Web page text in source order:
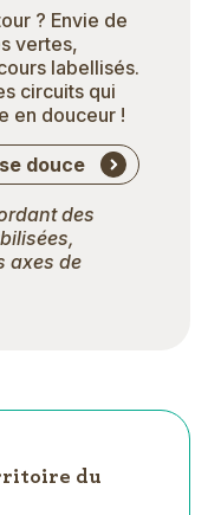
? Envie de
vertes,
labellisés.
circuits qui
en douceur !
douce
des
axes de
du